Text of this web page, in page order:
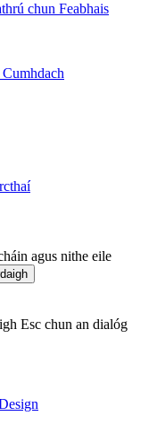
chun Feabhais
agus nithe eile
Esc chun an dialóg